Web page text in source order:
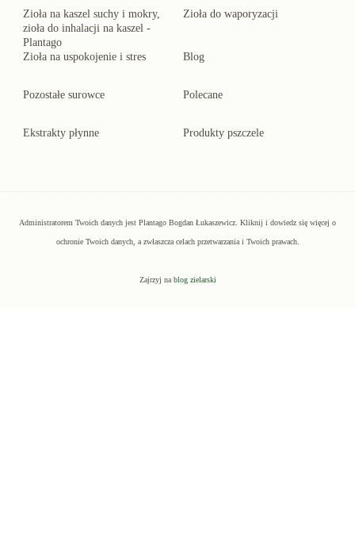
Zioła na kaszel suchy i mokry,
zioła do inhalacji na kaszel -
Plantago
Zioła do waporyzacji
Zioła na uspokojenie i stres Blog
Pozostałe surowce Polecane
Ekstrakty płynne Produkty pszczele
Administratorem Twoich danych jest Plantago Bogdan Łukaszewicz. Kliknij i dowiedz się więcej o
ochronie Twoich danych, a zwłaszcza celach przetwarzania i Twoich prawach.
Zajrzyj na blog zielarski